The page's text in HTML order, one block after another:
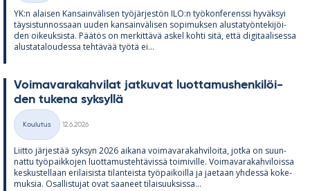
YK:n alai­sen Kan­sain­vä­li­sen työ­jär­jes­tön ILO:n työ­kon­fe­renssi hy­väk­syi
täy­sis­tun­nos­saan uu­den kan­sain­vä­li­sen so­pi­muk­sen alus­ta­työn­te­ki­jöi­
den oi­keuk­sista. Pää­tös on mer­kit­tävä as­kel kohti sitä, että di­gi­taa­li­sessa
alus­ta­ta­lou­dessa teh­tä­vää työtä ei...
Voi­ma­va­ra­kah­vi­lat jat­ku­vat luot­ta­mus­hen­ki­löi­
den tu­kena syk­syllä
Kategoriat
Koulutus
12.6.2026
Liitto jär­jes­tää syk­syn 2026 ai­kana voi­ma­va­ra­kah­vi­loita, jotka on suun­
nattu työ­paik­ko­jen luot­ta­mus­teh­tä­vissä toi­mi­ville. Voi­ma­va­ra­kah­vi­loissa
kes­kus­tel­laan eri­lai­sista ti­lan­teista työ­pai­koilla ja jae­taan yh­dessä ko­ke­
muk­sia. Osal­lis­tu­jat ovat saa­neet ti­lai­suuk­sissa...